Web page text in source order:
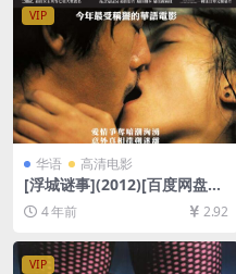
VIP
华语 高清电影
[浮城谜事](2012)[百度网盘
+迅雷云盘资源1080P超清未
删减][MP4/6GB][中文字幕日
版硬字]
4 年前 2.92
VIP